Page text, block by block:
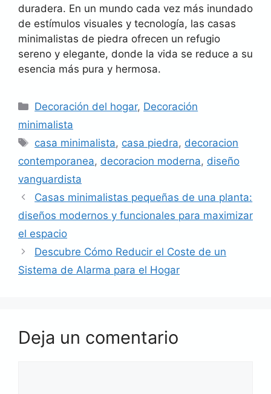
duradera. En un mundo cada vez más inundado
de estímulos visuales y tecnología, las casas
minimalistas de piedra ofrecen un refugio
sereno y elegante, donde la vida se reduce a su
esencia más pura y hermosa.
Categorías
Decoración del hogar, Decoración
minimalista
Etiquetas
casa minimalista, casa piedra, decoracion
contemporanea, decoracion moderna, diseño
vanguardista
Casas minimalistas pequeñas de una planta:
diseños modernos y funcionales para maximizar
el espacio
Descubre Cómo Reducir el Coste de un
Sistema de Alarma para el Hogar
Deja un comentario